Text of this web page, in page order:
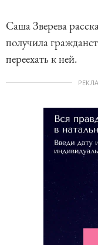
Саша Зверева
получила
переехать к ней.